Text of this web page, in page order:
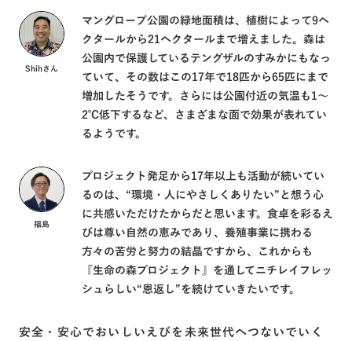
Shihさん
マングローブ公園の緑地面積は、植樹によって9ヘ
クタールから21ヘクタールまで増えました。森は
公園内で保護しているテングザルのすみかにもなっ
ていて、その数はこの17年で18匹から65匹にまで
増加したそうです。さらには公園付近の気温も1〜
2℃低下するなど、さまざまな面で効果が表れてい
るようです。
福島
プロジェクト発足から17年以上も活動が続いてい
るのは、“環境・人にやさしくありたい”と想う心
に共感いただけたからだと思います。食卓を彩るえ
びは尊い自然の恵みであり、養殖事業に携わる
方々の苦労と努力の結晶ですから、これからも
『⽣命の森プロジェクト』を通してニチレイフレッ
シュらしい“恩返し”を続けていきたいです。
安全・安心でおいしいえびを未来世代へつないでいく